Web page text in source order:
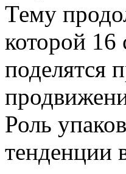
Тему
которой 16
поделятся
Роль
тенденции